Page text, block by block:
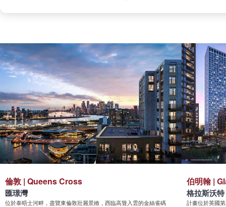
倫敦 | Queens Cross
匯璟灣
位於泰晤士河畔，盡覽東倫敦壯麗景緻，西臨高聳入雲的金絲雀碼
伯明翰 |
格拉斯沃特
計畫位於英國